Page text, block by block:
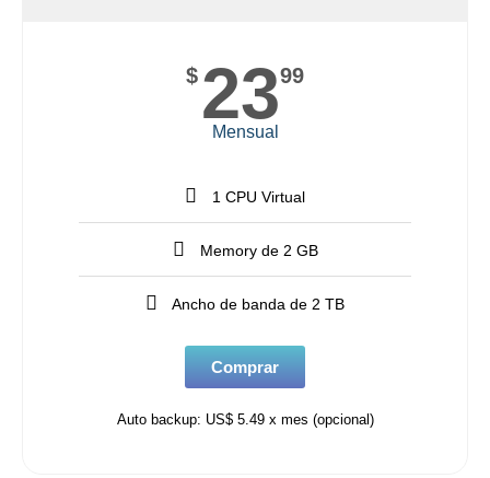
$ 2399
Mensual
1 CPU Virtual
Memory de 2 GB
Ancho de banda de 2 TB
Comprar
Auto backup: US$ 5.49 x mes (opcional)